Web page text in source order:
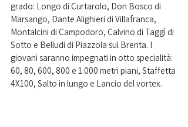
grado: Longo di Curtarolo, Don Bosco di
Marsango, Dante Alighieri di Villafranca,
Montalcini di Campodoro, Calvino di Taggì di
Sotto e Belludi di Piazzola sul Brenta. I
giovani saranno impegnati in otto specialità:
60, 80, 600, 800 e 1.000 metri piani, Staffetta
4X100, Salto in lungo e Lancio del vortex.